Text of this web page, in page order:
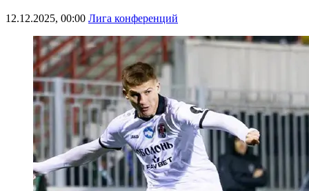
12.12.2025, 00:00 Лига конференций